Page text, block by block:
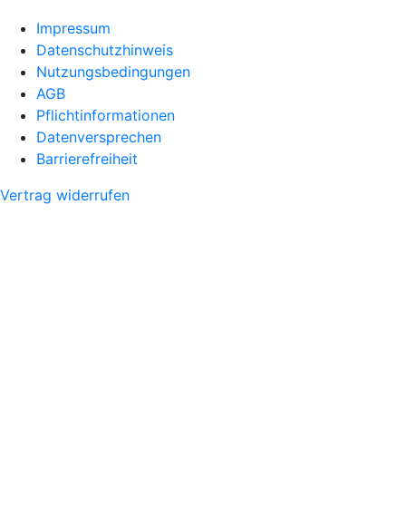
Impressum
Datenschutzhinweis
Nutzungsbedingungen
AGB
Pflichtinformationen
Datenversprechen
Barrierefreiheit
Vertrag widerrufen